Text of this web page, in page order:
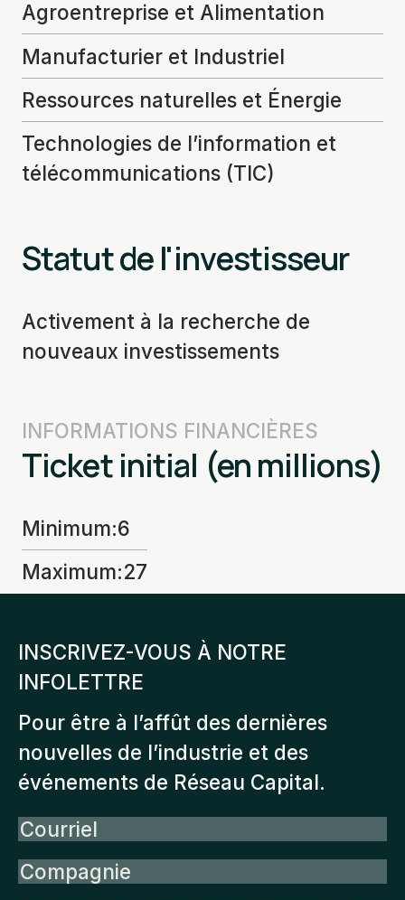
Agroentreprise et Alimentation
Manufacturier et Industriel
Ressources naturelles et Énergie
Technologies de l’information et
télécommunications (TIC)
Statut de l'investisseur
Activement à la recherche de
nouveaux investissements
INFORMATIONS FINANCIÈRES
Ticket initial (en millions)
Minimum:6
Maximum:27
INSCRIVEZ-VOUS À NOTRE
INFOLETTRE
Pour être à l’affût des dernières
nouvelles de l’industrie et des
événements de Réseau Capital.
Courriel
Compagnie